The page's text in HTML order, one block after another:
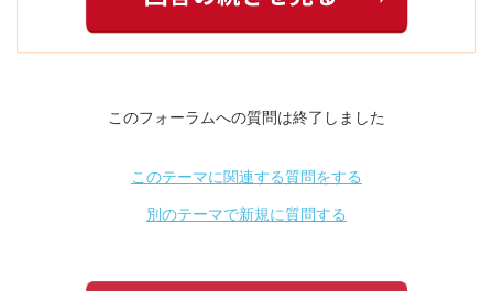
このフォーラムへの質問は終了しました
このテーマに関連する質問をする
別のテーマで新規に質問する